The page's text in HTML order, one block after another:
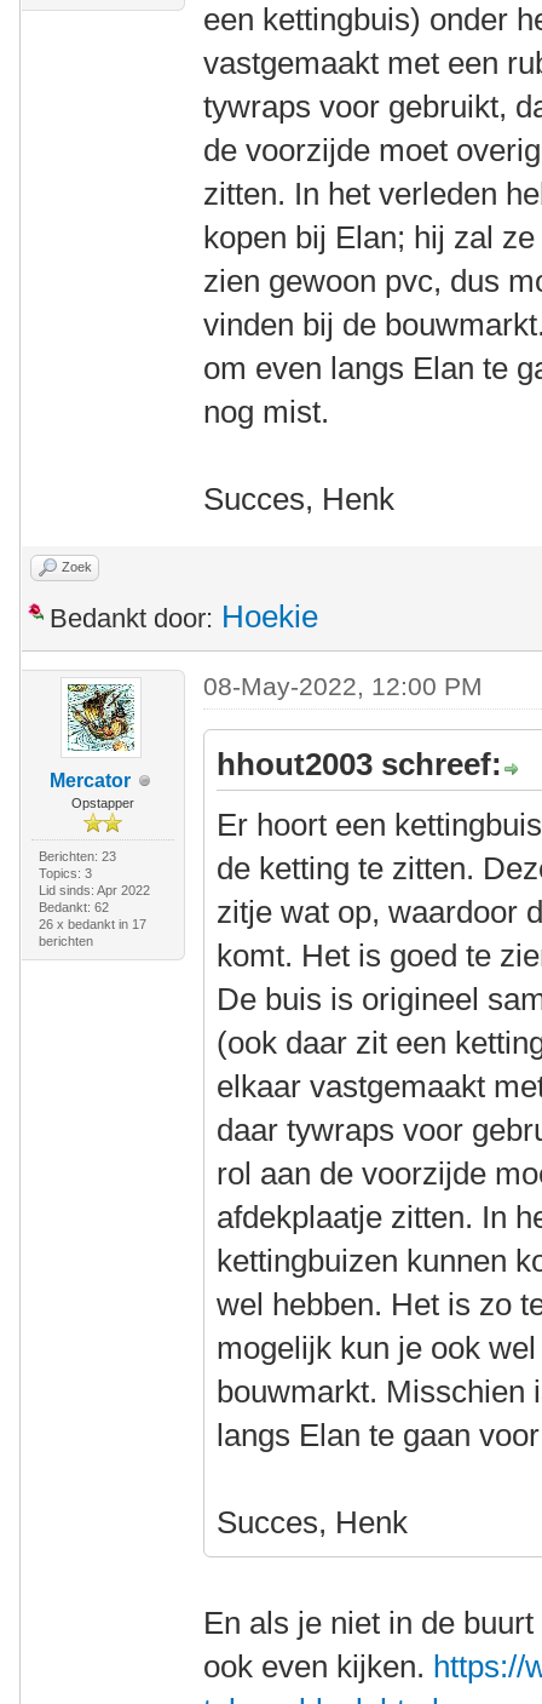
een kettingbuis) onder
vastgemaakt met een
tywraps voor gebruikt,
de voorzijde moet
zitten. In het verleden
kopen bij Elan; hij zal
zien gewoon pvc, dus
vinden bij de
om even langs Elan te
nog mist.
Succes, Henk
Zoek
Bedankt door: Hoekie
Mercator
Opstapper
Berichten: 23
Topics: 3
Lid sinds: Apr 2022
Bedankt: 62
26 x bedankt in 17
berichten
08-May-2022, 12:00 PM
hhout2003 schreef:
Er hoort een
de ketting te zitten.
zitje wat op, waardoor
komt. Het is goed te
De buis is origineel
(ook daar zit een
elkaar vastgemaakt
daar tywraps voor
rol aan de voorzijde
afdekplaatje zitten. In
kettingbuizen kunnen
wel hebben. Het is zo
mogelijk kun je ook
bouwmarkt. Misschien
langs Elan te gaan
Succes, Henk
En als je niet in de
ook even kijken. https://